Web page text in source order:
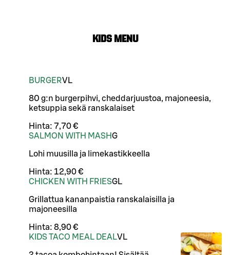
KIDS MENU
BURGERVL
80 g:n burgerpihvi, cheddarjuustoa, majoneesia,
ketsuppia sekä ranskalaiset
Hinta: 7,70 €
SALMON WITH MASHG
Lohi muusilla ja limekastikkeella
Hinta: 12,90 €
CHICKEN WITH FRIESGL
Grillattua kananpaistia ranskalaisilla ja
majoneesilla
Hinta: 8,90 €
KIDS TACO MEAL DEALVL